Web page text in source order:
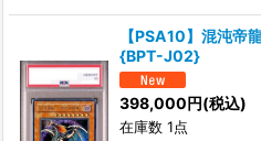
【PSA10】混沌帝
{BPT-J02}
398,000円(税込)
在庫数 1点